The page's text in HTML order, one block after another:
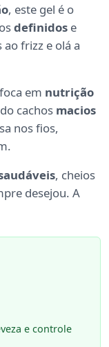
, este gel é o
definidos e
frizz e olá a
em nutrição
cachos macios
nos fios,
, cheios
desejou. A
e controle